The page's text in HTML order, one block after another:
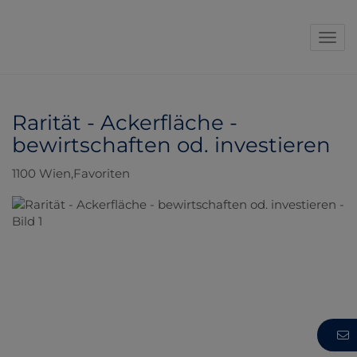
Rarität - Ackerfläche -
bewirtschaften od. investieren
1100 Wien,Favoriten